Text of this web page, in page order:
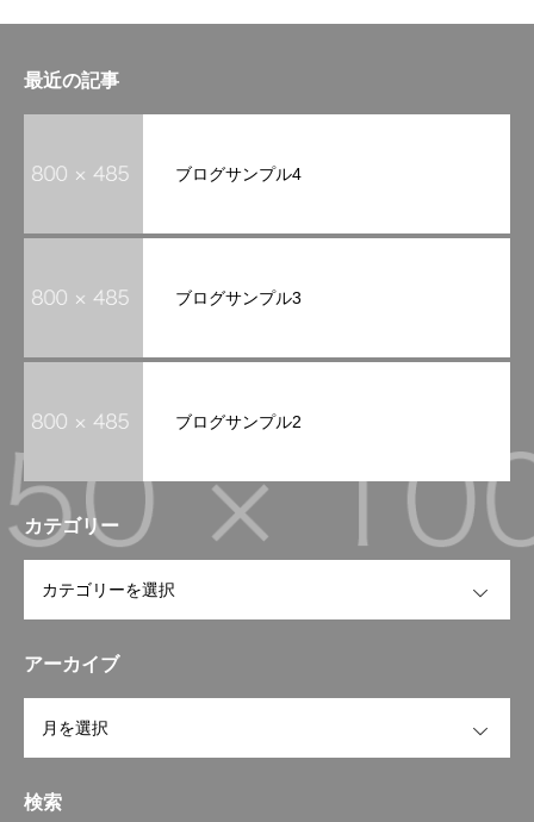
最近の記事
ブログサンプル4
ブログサンプル3
ブログサンプル2
カテゴリー
アーカイブ
検索